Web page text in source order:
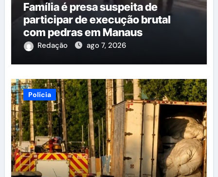
Família é presa suspeita de
participar de execução brutal
com pedras em Manaus
Redação ago 7, 2026
Polícia